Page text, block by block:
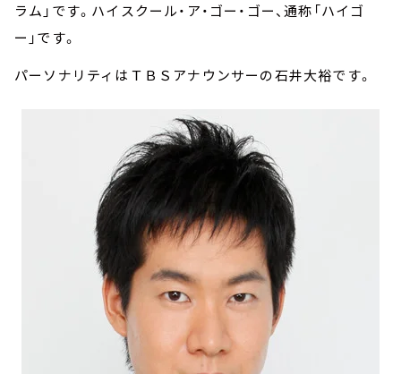
ラム」です。ハイスクール・ア・ゴー・ゴー、通称「ハイゴ
ー」です。
パーソナリティはＴＢＳアナウンサーの石井大裕です。